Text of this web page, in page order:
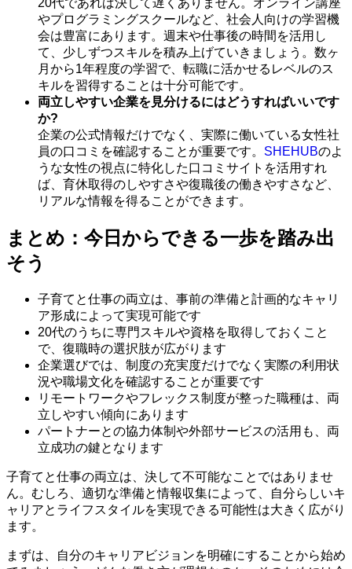
20代であれば決して遅くありません。オンライン講座
やプログラミングスクールなど、社会人向けの学習機
会は豊富にあります。週末や仕事後の時間を活用し
て、少しずつスキルを積み上げていきましょう。数ヶ
月から1年程度の学習で、転職に活かせるレベルのス
キルを習得することは十分可能です。
両立しやすい企業を見分けるにはどうすればいいです
か?
企業の公式情報だけでなく、実際に働いている女性社
員の口コミを確認することが重要です。 SHEHUBのよ
うな女性の視点に特化した口コミサイトを活用すれ
ば、育休取得のしやすさや復職後の働きやすさなど、
リアルな情報を得ることができます。
まとめ：今日からできる一歩を踏み出
そう
子育てと仕事の両立は、事前の準備と計画的なキャリ
ア形成によって実現可能です
20代のうちに専門スキルや資格を取得しておくこと
で、復職時の選択肢が広がります
企業選びでは、制度の充実度だけでなく実際の利用状
況や職場文化を確認することが重要です
リモートワークやフレックス制度が整った職種は、両
立しやすい傾向にあります
パートナーとの協力体制や外部サービスの活用も、両
立成功の鍵となります
子育てと仕事の両立は、決して不可能なことではありませ
ん。むしろ、適切な準備と情報収集によって、自分らしいキ
ャリアとライフスタイルを実現できる可能性は大きく広がり
ます。
まずは、自分のキャリアビジョンを明確にすることから始め